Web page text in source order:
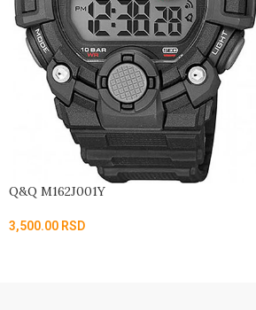
Q&Q M162J001Y
3,500.00 RSD